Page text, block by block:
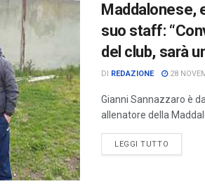
Maddalonese,
suo staff:
del club, sarà
DI REDAZIONE 28
Gianni Sannazzaro è
allenatore della
LEGGI TUTTO